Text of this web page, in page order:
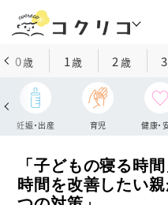
0歳 1歳 2 歳 3
妊娠・出産 育児 健康・
「子どもの寝る時
時間を改善したい